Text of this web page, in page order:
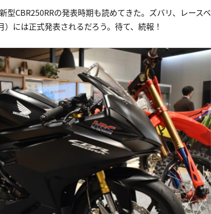
型CBR250RRの発表時期も読めてきた。ズバリ、レースベ
には正式発表されるだろう。待て、続報！